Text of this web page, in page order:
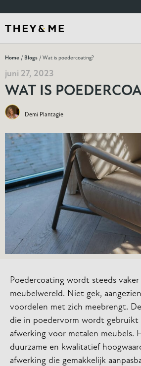
Home / Blogs / Wat is poedercoating?
juni 27, 2023
WAT IS
Demi Plantagie
Poedercoating wordt steeds
meubelwereld. Niet gek,
voordelen met zich meebrengt.
die in poedervorm wordt gebruikt
afwerking voor metalen meubels.
duurzame en kwalitatief
afwerking die gemakkelijk